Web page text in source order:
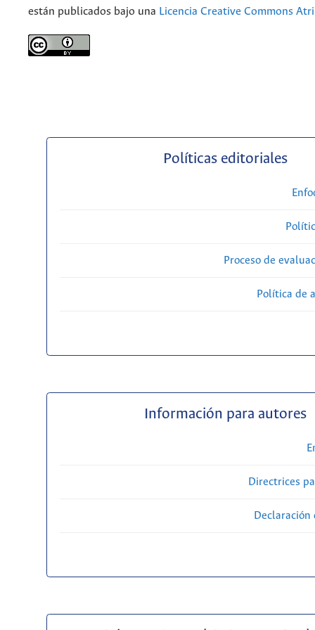
están publicados bajo una Licencia Creative Commons
Políticas editoriales
Proceso de
Política de
Información para autores
Directrices